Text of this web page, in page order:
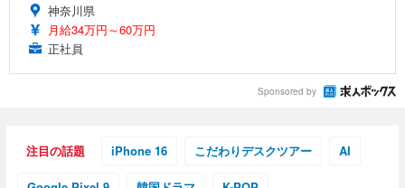
神奈川県
月給34万円～60万円
正社員
Sponsored by
注目の話題 iPhone 16 こだわりデスクツアー AI